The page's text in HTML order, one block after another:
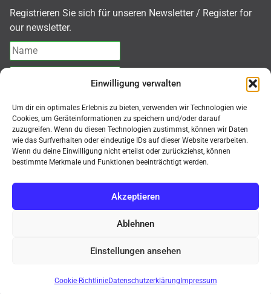
Einwilligung verwalten
Um dir ein optimales Erlebnis zu bieten, verwenden wir Technologien wie
Cookies, um Geräteinformationen zu speichern und/oder darauf
zuzugreifen. Wenn du diesen Technologien zustimmst, können wir Daten
wie das Surfverhalten oder eindeutige IDs auf dieser Website verarbeiten.
Wenn du deine Einwilligung nicht erteilst oder zurückziehst, können
bestimmte Merkmale und Funktionen beeinträchtigt werden.
Akzeptieren
Ablehnen
Einstellungen ansehen
Cookie-RichtlinieDatenschutzerklärung Impressum
TAGARNO T50Digitalmikroskop!
Registrieren Sie sich für unseren Newsletter / Register for
our newsletter.
Abonnieren
© MMK Mikroskope Shop 2026
Kauf auf Rechnung, Mindermengenzuschlag für
Endkunden (B2B) / Purchase on invoice, minimum
commercial end customers (B2B)